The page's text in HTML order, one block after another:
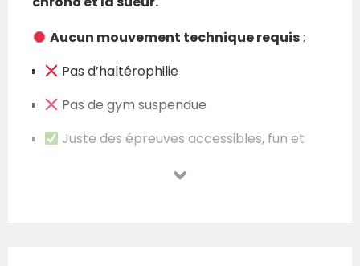
Aucun mouvement technique requis:
Pas d’haltérophilie
Pas de gym suspendue
Juste des épreuves accessibles, fun et